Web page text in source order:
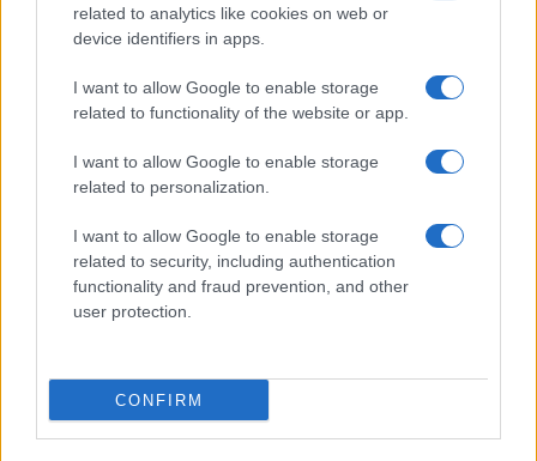
related to analytics like cookies on web or
device identifiers in apps.
I want to allow Google to enable storage
related to functionality of the website or app.
I want to allow Google to enable storage
related to personalization.
I want to allow Google to enable storage
related to security, including authentication
functionality and fraud prevention, and other
user protection.
CONFIRM
Boom del settore tech italiano: 652 milioni in venture
capital nel primo semestre 2026
Andrea Conforti · 6 Ago 2026
NERD NEWS